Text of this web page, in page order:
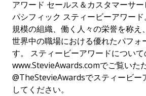
アワード セールス＆カスタマーサ
パシフィック スティービーアワー
規模の組織、働く人々の栄誉を称え
世界中の職場における優れたパフォ
す。 スティービーアワードについ
www.StevieAwards.comでご覧いた
@TheStevieAwardsでスティービー
してください。